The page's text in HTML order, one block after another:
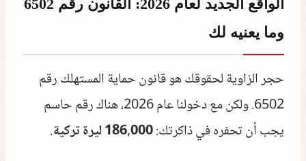
الواقع الجديد لعام 2026: القانون رقم 6502
وما يعنيه لك
حجر الزاوية لحقوقك هو قانون حماية المستهلك رقم
6502. ولكن مع دخولنا عام 2026، هناك رقم حاسم
يجب أن تحفره في ذاكرتك:186,000 ليرة تركية .